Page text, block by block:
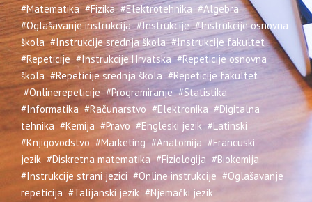
#Matematika #Fizika #Elektrotehnika #Algebra
#Oglašavanje instrukcija #Instrukcije #Instrukcije osnovna
škola #Instrukcije srednja škola #Instrukcije fakultet
#Repeticije #Instrukcije Hrvatska #Repeticije osnovna
škola #Repeticije srednja škola #Repeticije fakultet
#Onlinerepeticije #Programiranje #Statistika
#Informatika #Računarstvo #Elektronika #Digitalna
tehnika #Kemija #Pravo #Engleski jezik #Latinski
#Knjigovodstvo #Marketing #Anatomija #Francuski
jezik #Diskretna matematika #Fiziologija #Biokemija
#Instrukcije strani jezici #Online instrukcije #Oglašavanje
repeticija #Talijanski jezik #Njemački jezik